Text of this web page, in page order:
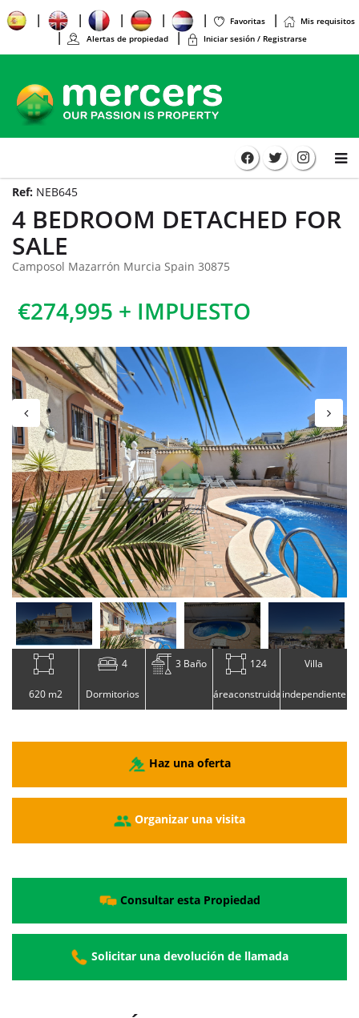
Favoritas
Mis requisitos
Alertas de propiedad
Iniciar sesión / Registrarse
Ref: NEB645
4 BEDROOM DETACHED FOR
SALE
Camposol Mazarrón Murcia Spain 30875
€274,995 + IMPUESTO
620 m2
4
Dormitorios
3 Baño 124
áreaconstruida
Villa
independiente
Haz una oferta
Organizar una visita
Consultar esta Propiedad
Solicitar una devolución de llamada